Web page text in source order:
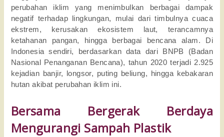
perubahan iklim yang menimbulkan berbagai dampak
negatif terhadap lingkungan, mulai dari timbulnya cuaca
ekstrem, kerusakan ekosistem laut, terancamnya
ketahanan pangan, hingga berbagai bencana alam. Di
Indonesia sendiri, berdasarkan data dari BNPB (Badan
Nasional Penanganan Bencana), tahun 2020 terjadi 2.925
kejadian banjir, longsor, puting beliung, hingga kebakaran
hutan akibat perubahan iklim ini.
Bersama Bergerak Berdaya
Mengurangi Sampah Plastik